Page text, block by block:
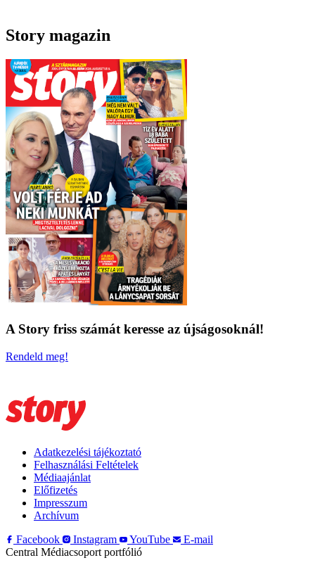
Story magazin
A Story friss számát keresse az újságosoknál!
Rendeld meg!
Adatkezelési tájékoztató
Felhasználási Feltételek
Médiaajánlat
Előfizetés
Impresszum
Archívum
Facebook
Instagram YouTube
E-mail
Central Médiacsoport portfólió